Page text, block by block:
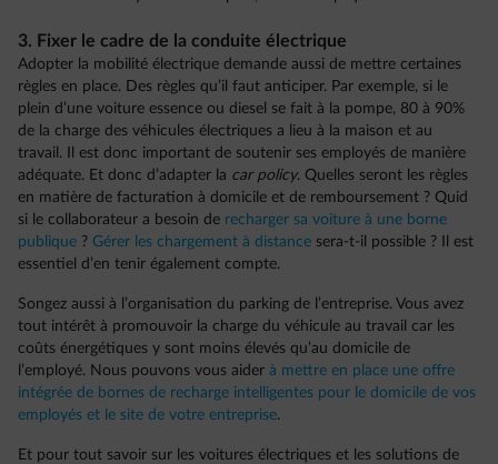
3. Fixer le cadre de la conduite électrique
Adopter la mobilité électrique demande aussi de mettre certaines
règles en place. Des règles qu’il faut anticiper. Par exemple, si le
plein d’une voiture essence ou diesel se fait à la pompe, 80 à 90%
de la charge des véhicules électriques a lieu à la maison et au
travail. Il est donc important de soutenir ses employés de manière
adéquate. Et donc d’adapter la car policy. Quelles seront les règles
en matière de facturation à domicile et de remboursement ? Quid
si le collaborateur a besoin de recharger sa voiture à une borne
publique ? Gérer les chargement à distance sera-t-il possible ? Il est
essentiel d’en tenir également compte.
Songez aussi à l’organisation du parking de l’entreprise. Vous avez
tout intérêt à promouvoir la charge du véhicule au travail car les
coûts énergétiques y sont moins élevés qu’au domicile de
l’employé. Nous pouvons vous aider à mettre en place une offre
intégrée de bornes de recharge intelligentes pour le domicile de vos
employés et le site de votre entreprise.
Et pour tout savoir sur les voitures électriques et les solutions de